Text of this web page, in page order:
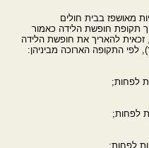
התקופה הארוכה מביניהן: